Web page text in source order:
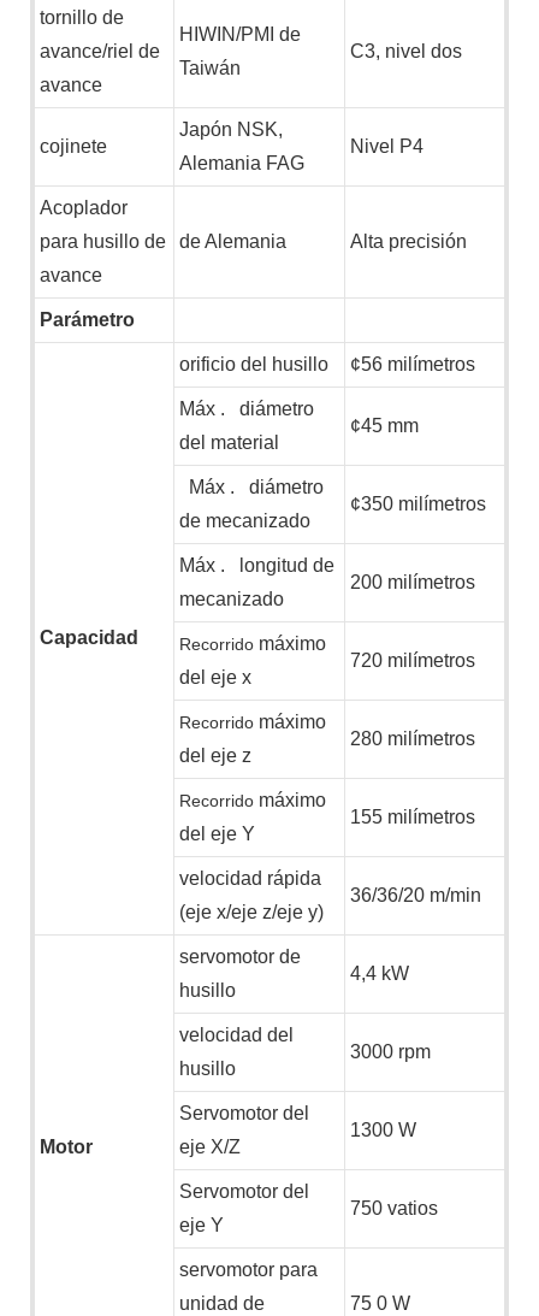
tornillo de
avance/riel de
avance
HIWIN/PMI de
Taiwán
C3, nivel dos
cojinete
Japón NSK,
Alemania FAG
Nivel P4
Acoplador
para husillo de
avance
de Alemania Alta precisión
Parámetro
Capacidad
orificio del husillo ¢56 milímetros
Máx .
diámetro
del material
¢45 mm
Máx .
diámetro
de mecanizado
¢350 milímetros
Máx . longitud de
mecanizado
200 milímetros
Recorrido máximo
del eje x
720 milímetros
Recorrido máximo
del eje z
280 milímetros
Recorrido máximo
del eje Y
155 milímetros
velocidad rápida
(eje x/eje z/eje y)
36/36/20 m/min
Motor
servomotor de
husillo
4,4 kW
velocidad del
husillo
3000 rpm
Servomotor del
eje X/Z
1300 W
Servomotor del
eje Y
750 vatios
servomotor para
unidad de
75 0 W